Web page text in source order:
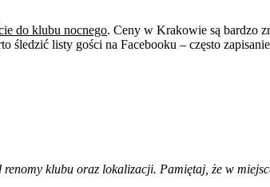
do klubu nocnego. Ceny w Krakowie są bardzo
listy gości na Facebooku – często
klubu oraz lokalizacji. Pamiętaj, że w